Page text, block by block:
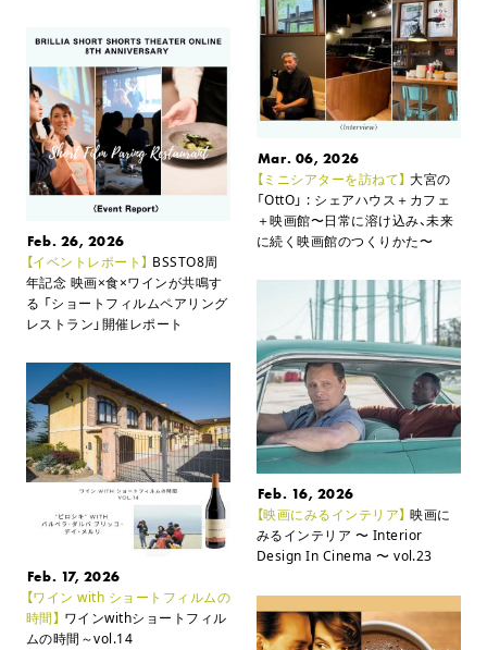
Mar. 06, 2026
【ミニシアターを訪ねて】 大宮の
「OttO」 : シェアハウス＋カフェ
＋映画館〜日常に溶け込み、未来
に続く映画館のつくりかた〜
Feb. 26, 2026
【イベントレポート】 BSSTO8周
年記念 映画×食×ワインが共鳴す
る 「ショートフィルムペアリング
レストラン」開催レポート
Feb. 16, 2026
【映画にみるインテリア】 映画に
みるインテリア 〜 Interior
Design In Cinema 〜 vol.23
Feb. 17, 2026
【ワイン with ショートフィルムの
時間】 ワインwithショートフィル
ムの時間～vol.14